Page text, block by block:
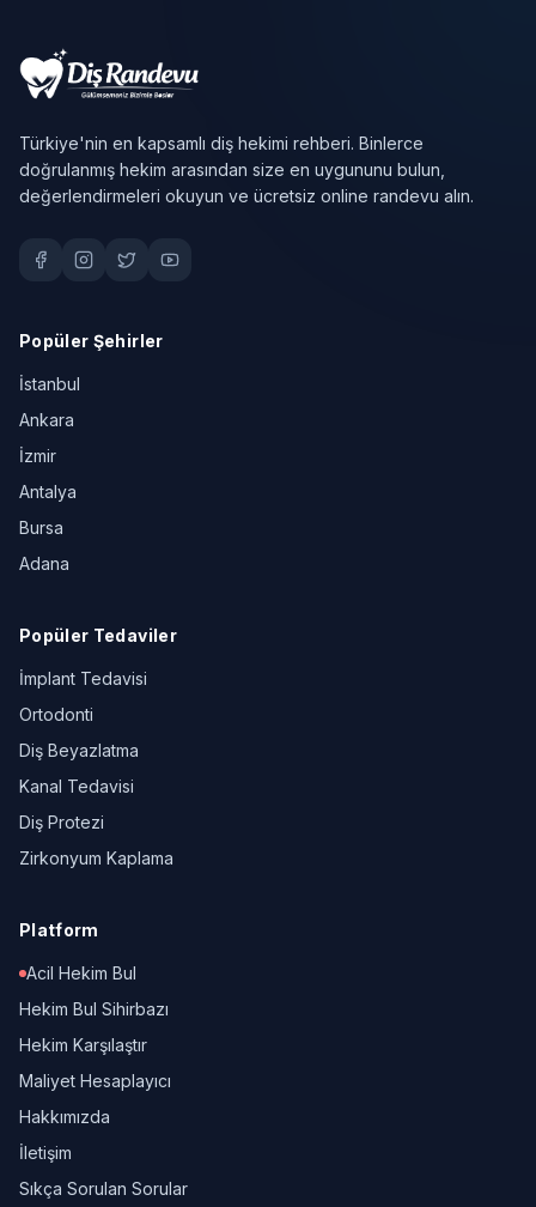
Türkiye'nin en kapsamlı diş hekimi rehberi. Binlerce
doğrulanmış hekim arasından size en uygununu bulun,
değerlendirmeleri okuyun ve ücretsiz online randevu alın.
Popüler Şehirler
İstanbul
Ankara
İzmir
Antalya
Bursa
Adana
Popüler Tedaviler
İmplant Tedavisi
Ortodonti
Diş Beyazlatma
Kanal Tedavisi
Diş Protezi
Zirkonyum Kaplama
Platform
Acil Hekim Bul
Hekim Bul Sihirbazı
Hekim Karşılaştır
Maliyet Hesaplayıcı
Hakkımızda
İletişim
Sıkça Sorulan Sorular